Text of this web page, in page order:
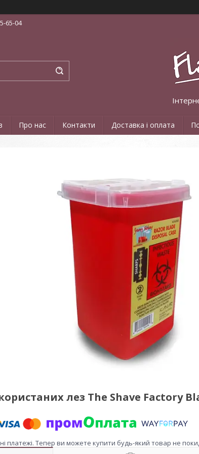
65-04
Про нас Контакти Доставка і оплата
лез The Shave Factory
платежі. Тепер ви можете купити будь-який товар не